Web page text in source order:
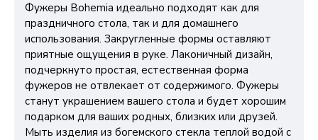
Фужеры Bohemia идеально подходят как для
праздничного стола, так и для домашнего
использования. Закругленные формы оставляют
приятные ощущения в руке. Лаконичный дизайн,
подчеркнуто простая, естественная форма
фужеров не отвлекает от содержимого. Фужеры
станут украшением вашего стола и будет хорошим
подарком для ваших родных, близких или друзей.
Мыть изделия из богемского стекла теплой водой с